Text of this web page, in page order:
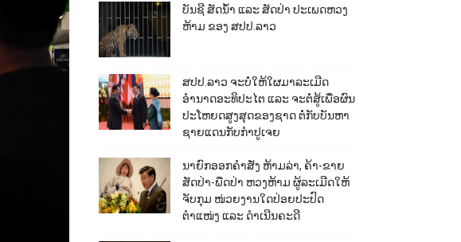
ບັນຊີ ສັດນ້ຳ ແລະ ສັດປ່າ ປະເພດຫວງ
ຫ້າມ ຂອງ ສປປ.ລາວ
ສປປ.ລາວ ຈະບໍ່ໃຫ້ໃຜມາລະເມີດ
ອຳນາດອະທິປະໄຕ ແລະ ຈະຕໍ່ສູ້ເພື່ອຜົນ
ປະໂຫຍດສູງສຸດຂອງຊາດ ຕໍ່ກັບບັນຫາ
ຊາຍແດນກັບກຳປູເຈຍ
ນາຍົກອອກຄຳສັ່ງ ຫ້າມລ່າ, ຄ້າ-ຂາຍ
ສັດປ່າ-ພືດປ່າ ຫວງຫ້າມ ຜູ້ລະເມີດໃຫ້
ຈັບກຸມ ໜ່ວຍງານໃດປ່ອຍປະປົດ
ຕຳແໜ່ງ ແລະ ດຳເນີນຄະດີ